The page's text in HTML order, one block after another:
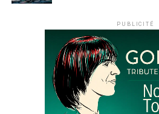
PUBLICITÉ